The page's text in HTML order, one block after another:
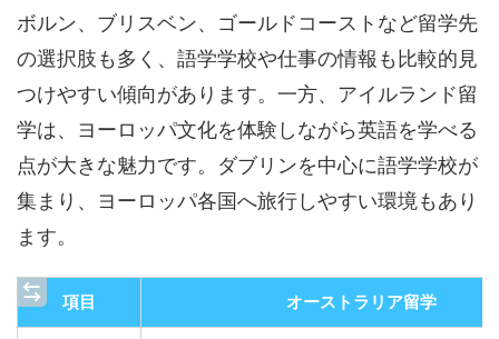
ボルン、ブリスベン、ゴールドコーストなど留学先
の選択肢も多く、語学学校や仕事の情報も比較的見
つけやすい傾向があります。一方、アイルランド留
学は、ヨーロッパ文化を体験しながら英語を学べる
点が大きな魅力です。ダブリンを中心に語学学校が
集まり、ヨーロッパ各国へ旅行しやすい環境もあり
ます。
項目 オーストラリア留学